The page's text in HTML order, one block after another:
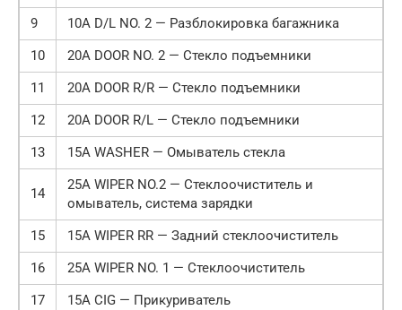
9
10А D/L NO. 2 — Разблокировка багажника
10
20А DOOR NO. 2 — Стекло подъемники
11
20А DOOR R/R — Стекло подъемники
12
20А DOOR R/L — Стекло подъемники
13
15А WASHER — Омыватель стекла
14
25А WIPER NO.2 — Стеклоочиститель и
омыватель, система зарядки
15
15А WIPER RR — Задний стеклоочиститель
16
25А WIPER NO. 1 — Стеклоочиститель
17
15А CIG — Прикуриватель